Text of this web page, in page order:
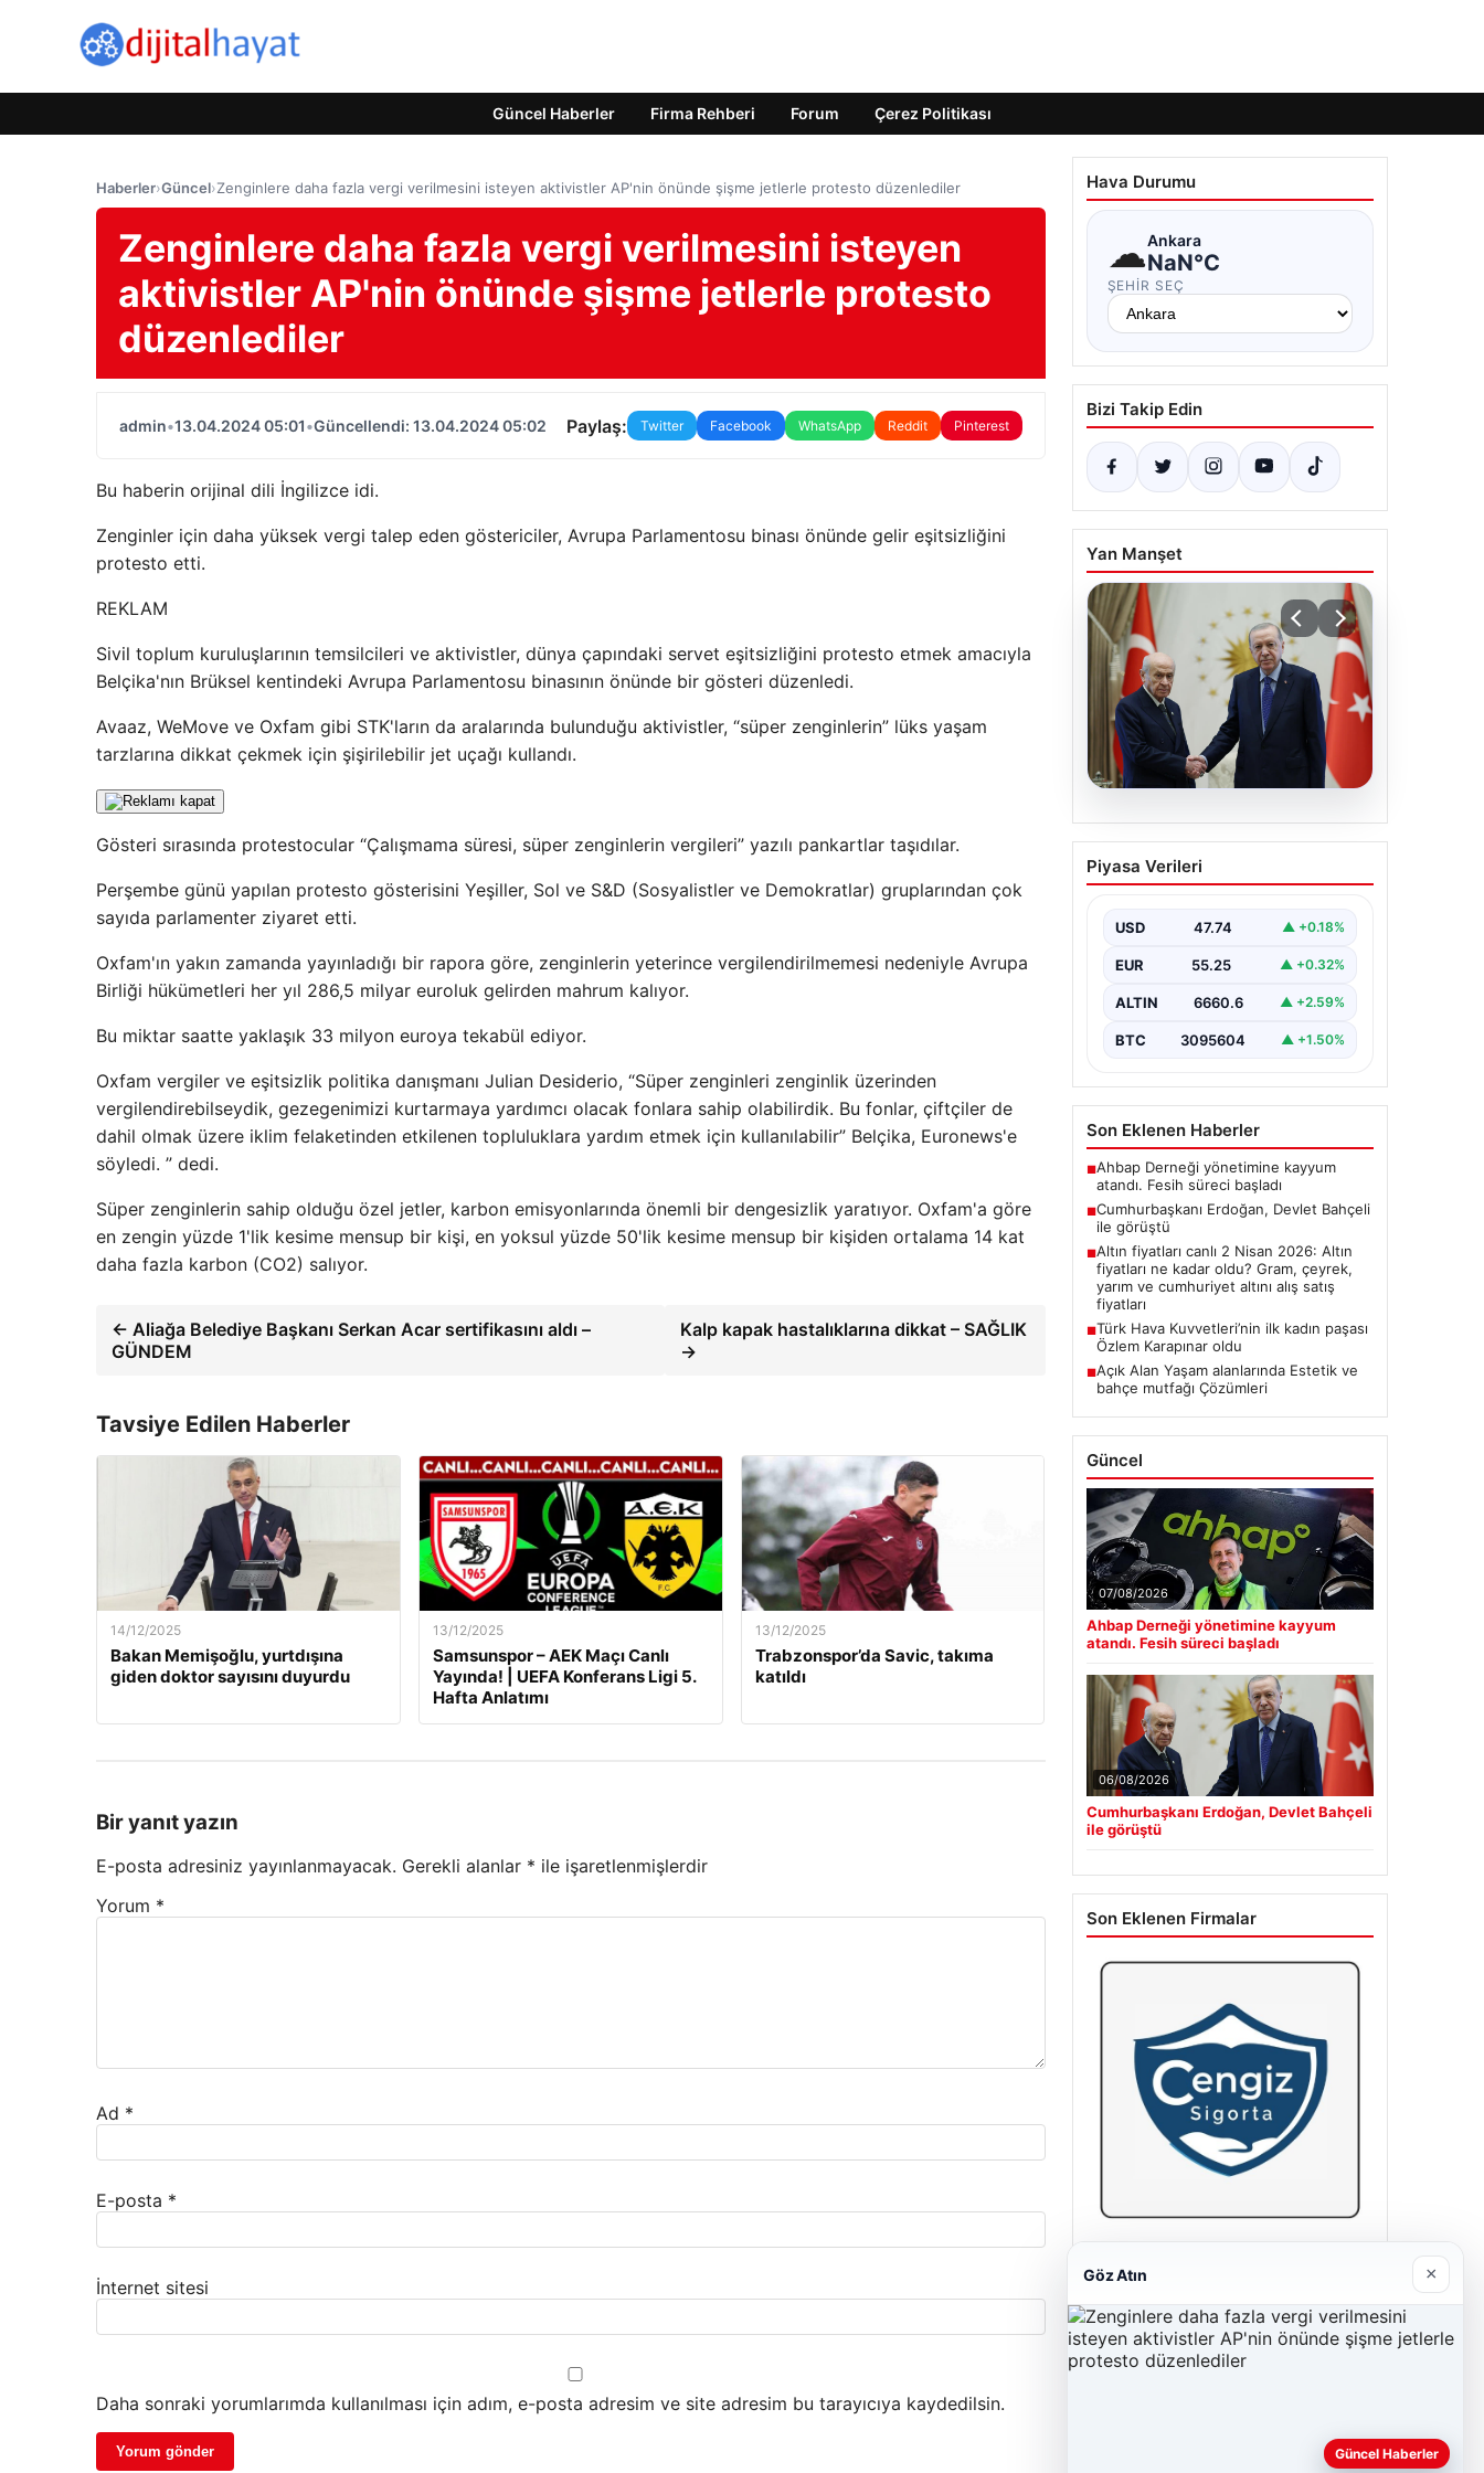
Güncel Haberler Firma Rehberi Forum Çerez Politikası
Haberler›Güncel›Zenginlere daha fazla vergi verilmesini isteyen aktivistler AP'nin önünde şişme jetlerle protesto düzenlediler
Zenginlere daha fazla vergi verilmesini isteyen
aktivistler AP'nin önünde şişme jetlerle protesto
düzenlediler
admin•13.04.2024 05:01•Güncellendi: 13.04.2024 05:02 Paylaş: Twitter Facebook WhatsApp Reddit Pinterest
Bu haberin orijinal dili İngilizce idi.
Zenginler için daha yüksek vergi talep eden göstericiler, Avrupa Parlamentosu binası önünde gelir eşitsizliğini
protesto etti.
REKLAM
Sivil toplum kuruluşlarının temsilcileri ve aktivistler, dünya çapındaki servet eşitsizliğini protesto etmek amacıyla
Belçika'nın Brüksel kentindeki Avrupa Parlamentosu binasının önünde bir gösteri düzenledi.
Avaaz, WeMove ve Oxfam gibi STK'ların da aralarında bulunduğu aktivistler, “süper zenginlerin” lüks yaşam
tarzlarına dikkat çekmek için şişirilebilir jet uçağı kullandı.
Gösteri sırasında protestocular “Çalışmama süresi, süper zenginlerin vergileri” yazılı pankartlar taşıdılar.
Perşembe günü yapılan protesto gösterisini Yeşiller, Sol ve S&D (Sosyalistler ve Demokratlar) gruplarından çok
sayıda parlamenter ziyaret etti.
Oxfam'ın yakın zamanda yayınladığı bir rapora göre, zenginlerin yeterince vergilendirilmemesi nedeniyle Avrupa
Birliği hükümetleri her yıl 286,5 milyar euroluk gelirden mahrum kalıyor.
Bu miktar saatte yaklaşık 33 milyon euroya tekabül ediyor.
Oxfam vergiler ve eşitsizlik politika danışmanı Julian Desiderio, “Süper zenginleri zenginlik üzerinden
vergilendirebilseydik, gezegenimizi kurtarmaya yardımcı olacak fonlara sahip olabilirdik. Bu fonlar, çiftçiler de
dahil olmak üzere iklim felaketinden etkilenen topluluklara yardım etmek için kullanılabilir” Belçika, Euronews'e
söyledi. ” dedi.
Süper zenginlerin sahip olduğu özel jetler, karbon emisyonlarında önemli bir dengesizlik yaratıyor. Oxfam'a göre
en zengin yüzde 1'lik kesime mensup bir kişi, en yoksul yüzde 50'lik kesime mensup bir kişiden ortalama 14 kat
daha fazla karbon (CO2) salıyor.
← Aliağa Belediye Başkanı Serkan Acar sertifikasını aldı –
GÜNDEM
Kalp kapak hastalıklarına dikkat – SAĞLIK
→
Tavsiye Edilen Haberler
14/12/2025
Bakan Memişoğlu, yurtdışına
giden doktor sayısını duyurdu
13/12/2025
Samsunspor – AEK Maçı Canlı
Yayında! | UEFA Konferans Ligi 5.
Hafta Anlatımı
13/12/2025
Trabzonspor’da Savic, takıma
katıldı
Bir yanıt yazın
E-posta adresiniz yayınlanmayacak. Gerekli alanlar * ile işaretlenmişlerdir
Yorum *
Ad *
E-posta *
İnternet sitesi
Daha sonraki yorumlarımda kullanılması için adım, e-posta adresim ve site adresim bu tarayıcıya kaydedilsin.
Hava Durumu
☁Ankara
NaN°C
ŞEHIR SEÇ
Bizi Takip Edin
Yan Manşet
Cumhurbaşkanı
Erdoğan, Devlet Bahçeli
Piyasa Verileri
USD 47.74 ▲ +0.18%
EUR 55.25 ▲ +0.32%
ALTIN 6660.6 ▲ +2.59%
BTC 3095604 ▲ +1.50%
Son Eklenen Haberler
■Ahbap Derneği yönetimine kayyum
atandı. Fesih süreci başladı
■Cumhurbaşkanı Erdoğan, Devlet Bahçeli
ile görüştü
■Altın fiyatları canlı 2 Nisan 2026: Altın
fiyatları ne kadar oldu? Gram, çeyrek,
yarım ve cumhuriyet altını alış satış
fiyatları
■Türk Hava Kuvvetleri’nin ilk kadın paşası
Özlem Karapınar oldu
■Açık Alan Yaşam alanlarında Estetik ve
bahçe mutfağı Çözümleri
Güncel
07/08/2026
Ahbap Derneği yönetimine kayyum
atandı. Fesih süreci başladı
06/08/2026
Cumhurbaşkanı Erdoğan, Devlet Bahçeli
ile görüştü
Son Eklenen Firmalar
23/06/2026
Göz Atın ×
Güncel Haberler